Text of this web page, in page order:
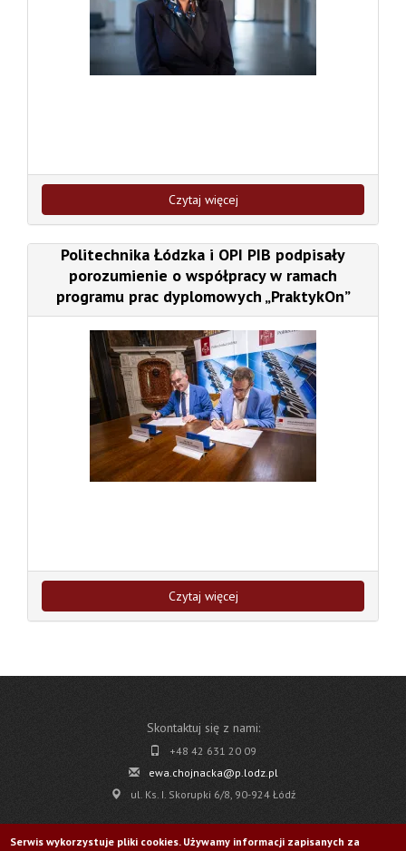
Czytaj więcej
Politechnika Łódzka i OPI PIB podpisały
porozumienie o współpracy w ramach
programu prac dyplomowych „PraktykOn”
Czytaj więcej
Skontaktuj się z nami:
+48 42 631 20 09
ewa.chojnacka@p.lodz.pl
ul. Ks. I. Skorupki 6/8, 90-924 Łódź
Pobierz
Serwis wykorzystuje pliki cookies. Używamy informacji zapisanych za